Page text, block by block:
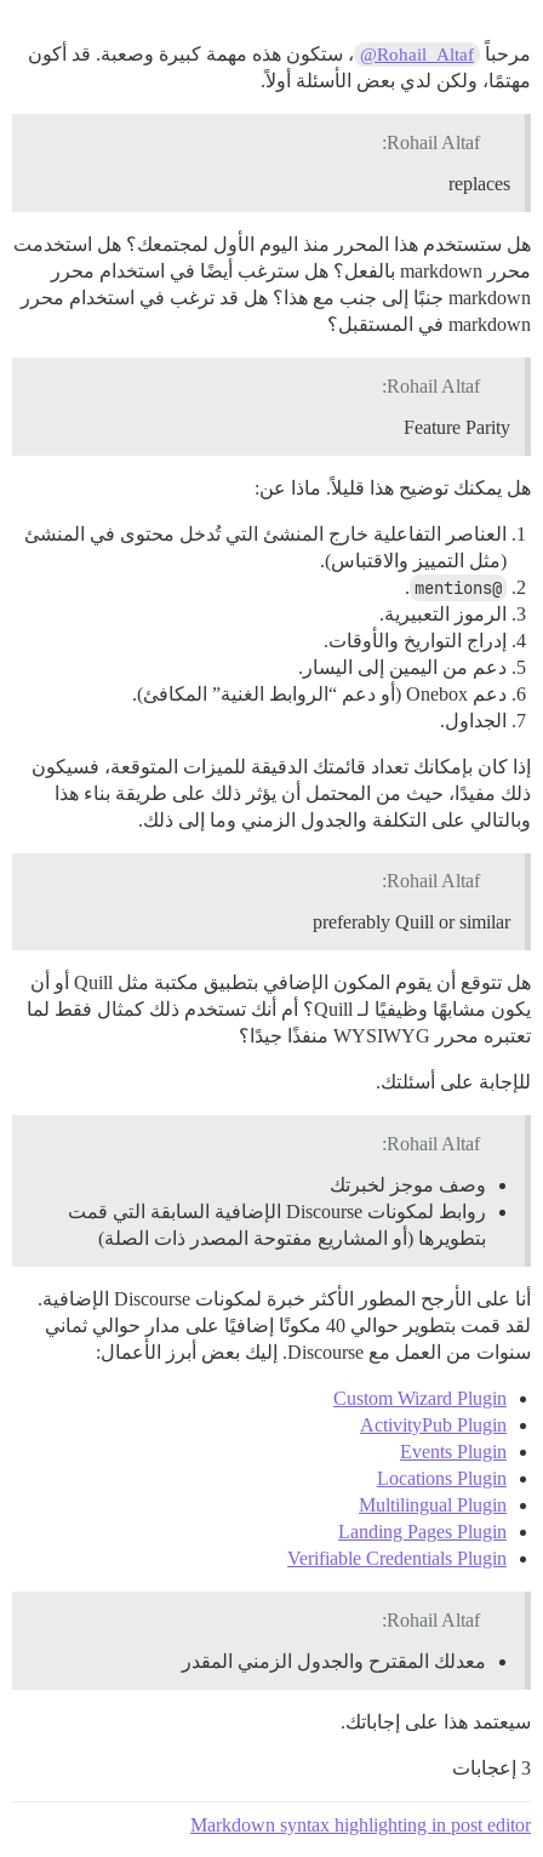
مرحباً @Rohail_Altaf ، ستكون هذه مهمة كبيرة وصعبة. قد أكون
مهتمًا، ولكن لدي بعض الأسئلة أولاً.
Rohail Altaf:
replaces
هل ستستخدم هذا المحرر منذ اليوم الأول لمجتمعك؟ هل استخدمت
محرر markdown بالفعل؟ هل سترغب أيضًا في استخدام محرر
markdown جنبًا إلى جنب مع هذا؟ هل قد ترغب في استخدام محرر
markdown في المستقبل؟
Rohail Altaf:
Feature Parity
هل يمكنك توضيح هذا قليلاً. ماذا عن:
العناصر التفاعلية خارج المنشئ التي تُدخل محتوى في المنشئ
(مثل التمييز والاقتباس).
@mentions
.
الرموز التعبيرية.
إدراج التواريخ والأوقات.
دعم من اليمين إلى اليسار.
دعم Onebox (أو دعم “الروابط الغنية” المكافئ).
الجداول.
إذا كان بإمكانك تعداد قائمتك الدقيقة للميزات المتوقعة، فسيكون
ذلك مفيدًا، حيث من المحتمل أن يؤثر ذلك على طريقة بناء هذا
وبالتالي على التكلفة والجدول الزمني وما إلى ذلك.
Rohail Altaf:
preferably Quill or similar
هل تتوقع أن يقوم المكون الإضافي بتطبيق مكتبة مثل Quill أو أن
يكون مشابهًا وظيفيًا لـ Quill؟ أم أنك تستخدم ذلك كمثال فقط لما
تعتبره محرر WYSIWYG منفذًا جيدًا؟
للإجابة على أسئلتك.
Rohail Altaf:
وصف موجز لخبرتك
روابط لمكونات Discourse الإضافية السابقة التي قمت
بتطويرها (أو المشاريع مفتوحة المصدر ذات الصلة)
أنا على الأرجح المطور الأكثر خبرة لمكونات Discourse الإضافية.
لقد قمت بتطوير حوالي 40 مكونًا إضافيًا على مدار حوالي ثماني
سنوات من العمل مع Discourse. إليك بعض أبرز الأعمال:
Custom Wizard Plugin
ActivityPub Plugin
Events Plugin
Locations Plugin
Multilingual Plugin
Landing Pages Plugin
Verifiable Credentials Plugin
Rohail Altaf:
معدلك المقترح والجدول الزمني المقدر
سيعتمد هذا على إجاباتك.
3 إعجابات
Markdown syntax highlighting in post editor